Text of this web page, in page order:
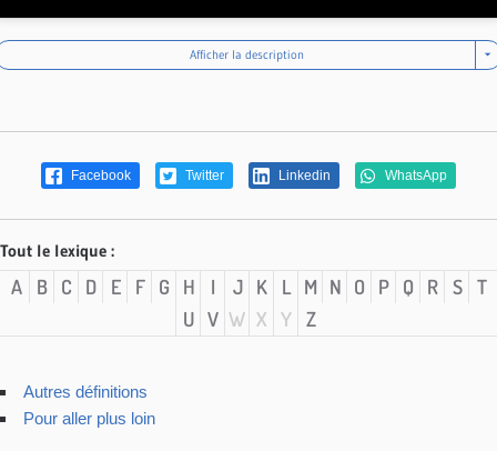
Afficher la description
Facebook Twitter Linkedin WhatsApp
Tout le lexique :
A B C D E F G H I J K L M N O P Q R S
T
U V W X Y Z
Autres définitions
Pour aller plus loin